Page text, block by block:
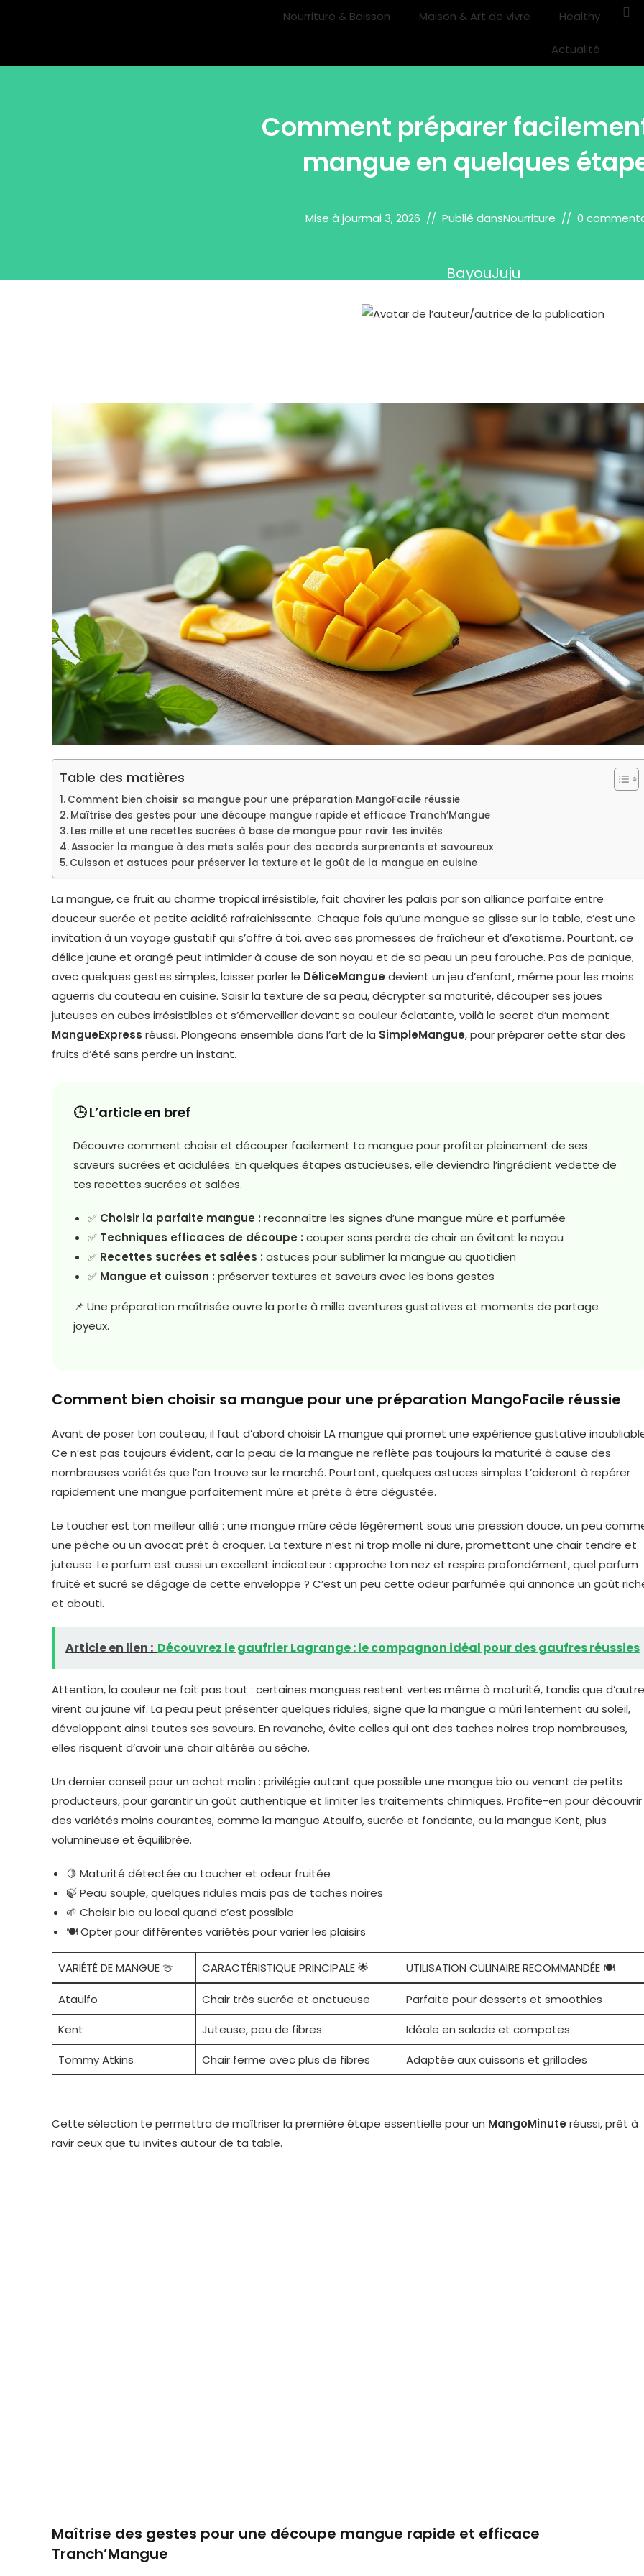
Nourriture & Boisson Maison & Art de vivre Healthy
Actualité
Comment préparer
mangue en quelques
Mise à jourmai 3, 2026 Publié dansNourriture 0
BayouJuju
Table des matières
Comment bien choisir sa mangue pour une préparation MangoFacile réussie
Maîtrise des gestes pour une découpe mangue rapide et efficace Tranch’Mangue
Les mille et une recettes sucrées à base de mangue pour ravir tes invités
Associer la mangue à des mets salés pour des accords surprenants et savoureux
Cuisson et astuces pour préserver la texture et le goût de la mangue en cuisine
La mangue, ce fruit au charme tropical irrésistible, fait chavirer les palais par son alliance parfaite entre
douceur sucrée et petite acidité rafraîchissante. Chaque fois qu’une mangue se glisse sur la table, c’est une
invitation à un voyage gustatif qui s’offre à toi, avec ses promesses de fraîcheur et d’exotisme. Pourtant, ce
délice jaune et orangé peut intimider à cause de son noyau et de sa peau un peu farouche. Pas de panique,
avec quelques gestes simples, laisser parler le DéliceMangue devient un jeu d’enfant, même pour les moins
aguerris du couteau en cuisine. Saisir la texture de sa peau, décrypter sa maturité, découper ses joues
juteuses en cubes irrésistibles et s’émerveiller devant sa couleur éclatante, voilà le secret d’un moment
MangueExpress réussi. Plongeons ensemble dans l’art de la SimpleMangue, pour préparer cette star des
fruits d’été sans perdre un instant.
🕒 L’article en bref
Découvre comment choisir et découper facilement ta mangue pour profiter pleinement de ses
saveurs sucrées et acidulées. En quelques étapes astucieuses, elle deviendra l’ingrédient vedette de
tes recettes sucrées et salées.
✅ Choisir la parfaite mangue : reconnaître les signes d’une mangue mûre et parfumée
✅ Techniques efficaces de découpe : couper sans perdre de chair en évitant le noyau
✅ Recettes sucrées et salées : astuces pour sublimer la mangue au quotidien
✅ Mangue et cuisson : préserver textures et saveurs avec les bons gestes
📌 Une préparation maîtrisée ouvre la porte à mille aventures gustatives et moments de partage
joyeux.
Comment bien choisir sa mangue pour une préparation MangoFacile réussie
Avant de poser ton couteau, il faut d’abord choisir LA mangue qui promet une expérience gustative
Ce n’est pas toujours évident, car la peau de la mangue ne reflète pas toujours la maturité à cause des
nombreuses variétés que l’on trouve sur le marché. Pourtant, quelques astuces simples t’aideront à repérer
rapidement une mangue parfaitement mûre et prête à être dégustée.
Le toucher est ton meilleur allié : une mangue mûre cède légèrement sous une pression douce, un peu
une pêche ou un avocat prêt à croquer. La texture n’est ni trop molle ni dure, promettant une chair tendre et
juteuse. Le parfum est aussi un excellent indicateur : approche ton nez et respire profondément, quel parfum
fruité et sucré se dégage de cette enveloppe ? C’est un peu cette odeur parfumée qui annonce un goût
et abouti.
Article en lien : Découvrez le gaufrier Lagrange : le compagnon idéal pour des gaufres réussies
Attention, la couleur ne fait pas tout : certaines mangues restent vertes même à maturité, tandis que
virent au jaune vif. La peau peut présenter quelques ridules, signe que la mangue a mûri lentement au soleil,
développant ainsi toutes ses saveurs. En revanche, évite celles qui ont des taches noires trop nombreuses,
elles risquent d’avoir une chair altérée ou sèche.
Un dernier conseil pour un achat malin : privilégie autant que possible une mangue bio ou venant de petits
producteurs, pour garantir un goût authentique et limiter les traitements chimiques. Profite-en pour découvrir
des variétés moins courantes, comme la mangue Ataulfo, sucrée et fondante, ou la mangue Kent, plus
volumineuse et équilibrée.
🍋 Maturité détectée au toucher et odeur fruitée
🍃 Peau souple, quelques ridules mais pas de taches noires
🌱 Choisir bio ou local quand c’est possible
🍽 Opter pour différentes variétés pour varier les plaisirs
VARIÉTÉ DE MANGUE 🍈 CARACTÉRISTIQUE PRINCIPALE 🌟 UTILISATION CULINAIRE RECOMMANDÉE 🍽
Ataulfo Chair très sucrée et onctueuse
Parfaite pour desserts et smoothies
Kent
Juteuse, peu de fibres
Idéale en salade et compotes
Tommy Atkins
Chair ferme avec plus de fibres Adaptée aux cuissons et grillades
Cette sélection te permettra de maîtriser la première étape essentielle pour un MangoMinute réussi, prêt à
ravir ceux que tu invites autour de ta table.
Maîtrise des gestes pour une découpe mangue rapide et efficace
Tranch’Mangue